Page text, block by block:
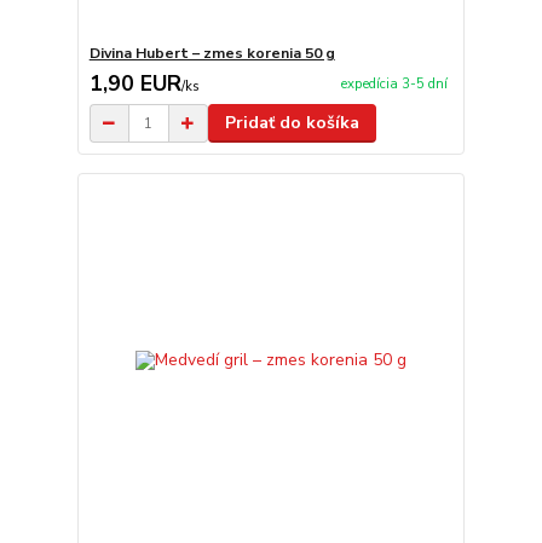
Divina Hubert – zmes korenia 50 g
1,90 EUR/ks expedícia 3-5 dní
Pridať do košíka